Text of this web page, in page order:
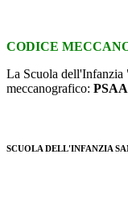
CODICE
La Scuola dell'Infanzia
meccanografico:
SCUOLA DELL'INFANZIA